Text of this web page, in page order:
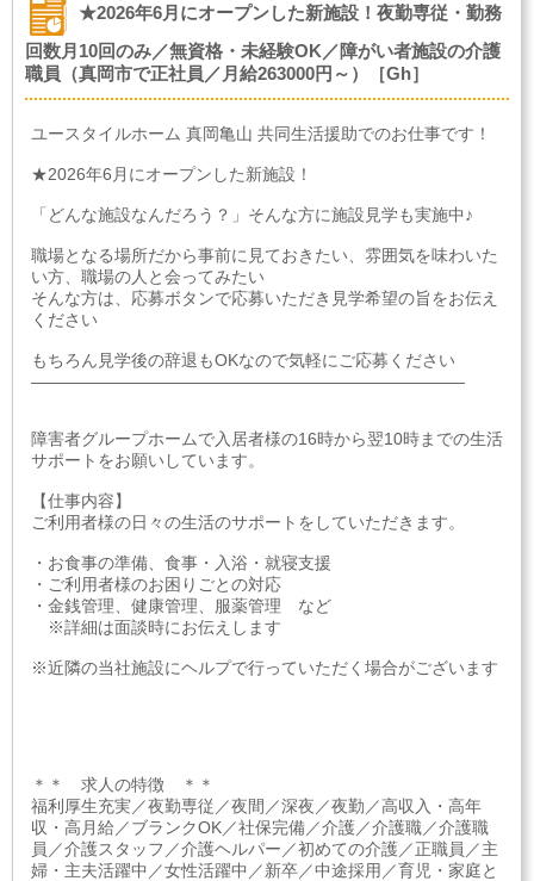
★2026年6月にオープンした新施設！夜勤専従・勤務
回数月10回のみ／無資格・未経験OK／障がい者施設の介護
職員（真岡市で正社員／月給263000円～）［Gh］
ユースタイルホーム 真岡亀山 共同生活援助でのお仕事です！
★2026年6月にオープンした新施設！
「どんな施設なんだろう？」そんな方に施設見学も実施中♪
職場となる場所だから事前に見ておきたい、雰囲気を味わいた
い方、職場の人と会ってみたい
そんな方は、応募ボタンで応募いただき見学希望の旨をお伝え
ください
もちろん見学後の辞退もOKなので気軽にご応募ください
――――――――――――――――――――――――――
障害者グループホームで入居者様の16時から翌10時までの生活
サポートをお願いしています。
【仕事内容】
ご利用者様の日々の生活のサポートをしていただきます。
・お食事の準備、食事・入浴・就寝支援
・ご利用者様のお困りごとの対応
・金銭管理、健康管理、服薬管理 など
※詳細は面談時にお伝えします
※近隣の当社施設にヘルプで行っていただく場合がございます
＊＊ 求人の特徴 ＊＊
福利厚生充実／夜勤専従／夜間／深夜／夜勤／高収入・高年
収・高月給／ブランクOK／社保完備／介護／介護職／介護職
員／介護スタッフ／介護ヘルパー／初めての介護／正職員／主
婦・主夫活躍中／女性活躍中／新卒／中途採用／育児・家庭と